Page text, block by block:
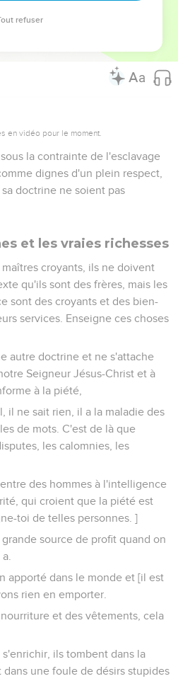
sont évidentes et celles qui
en vidéo pour le moment.
la contrainte de l'esclavage
dignes d'un plein respect,
doctrine ne soient pas
et les vraies richesses
croyants, ils ne doivent
qu'ils sont des frères, mais les
sont des croyants et des bien-
services. Enseigne ces choses
autre doctrine et ne s'attache
Seigneur Jésus-Christ et à
à la piété,
il ne sait rien, il a la maladie des
de mots. C'est de là que
les calomnies, les
des hommes à l'intelligence
qui croient que la piété est
toi de telles personnes. ]
source de profit quand on
apporté dans le monde et [il est
rien en emporter.
et des vêtements, cela
ils tombent dans la
une foule de désirs stupides
refuser